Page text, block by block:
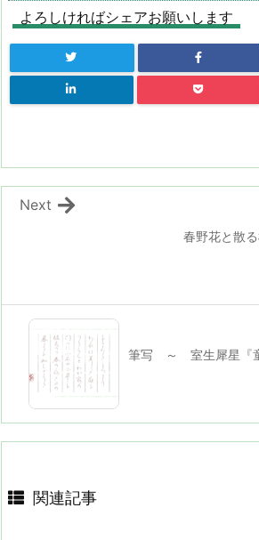
よろしければシェアお願いします
春野花と散
Next
筆写 ～ 室生犀星『
関連記事